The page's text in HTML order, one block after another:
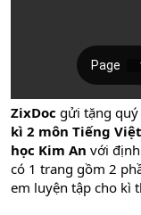
ZixDoc gửi tặng quý
kì 2 môn Tiếng
học Kim An với
có 1 trang gồm 2
em luyện tập cho kì